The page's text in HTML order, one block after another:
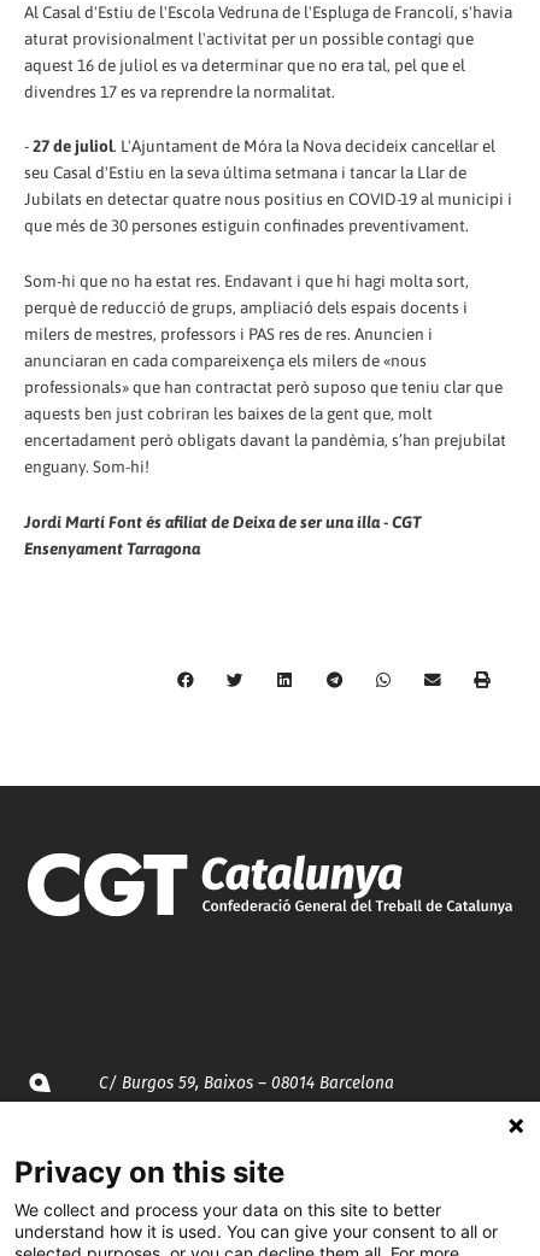
Al Casal d'Estiu de l'Escola Vedruna de l'Espluga de Francolí, s'havia
aturat provisionalment l'activitat per un possible contagi que
aquest 16 de juliol es va determinar que no era tal, pel que el
divendres 17 es va reprendre la normalitat.
-27 de juliol. L'Ajuntament de Móra la Nova decideix cancel·lar el
seu Casal d'Estiu en la seva última setmana i tancar la Llar de
Jubilats en detectar quatre nous positius en COVID-19 al municipi i
que més de 30 persones estiguin confinades preventivament.
Som-hi que no ha estat res. Endavant i que hi hagi molta sort,
perquè de reducció de grups, ampliació dels espais docents i
milers de mestres, professors i PAS res de res. Anuncien i
anunciaran en cada compareixença els milers de «nous
professionals» que han contractat però suposo que teniu clar que
aquests ben just cobriran les baixes de la gent que, molt
encertadament però obligats davant la pandèmia, s’han prejubilat
enguany. Som-hi!
Jordi Martí Font és afiliat de Deixa de ser una illa - CGT
Ensenyament Tarragona
C/ Burgos 59, Baixos – 08014 Barcelona
935 120 481
Privacy on this site
We collect and process your data on this site to better
understand how it is used. You can give your consent to all or